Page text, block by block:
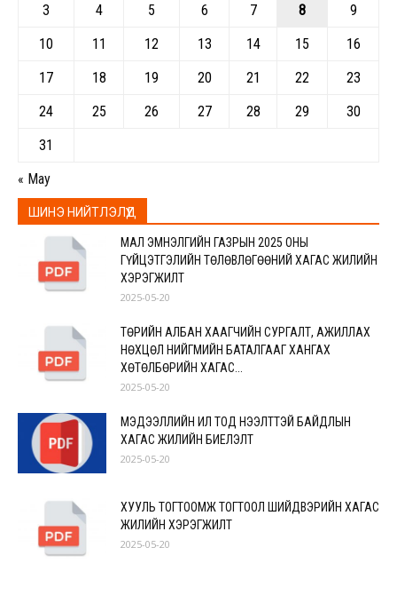
« May
3
4 5 6 7 8
9
10
11 12 13 14 15
16
17
18 19 20 21 22
23
24
25 26 27 28 29
30
31
ШИНЭ НИЙТЛЭЛҮҮД
МАЛ ЭМНЭЛГИЙН ГАЗРЫН 2025 ОНЫ
ГҮЙЦЭТГЭЛИЙН ТӨЛӨВЛӨГӨӨНИЙ ХАГАС ЖИЛИЙН
ХЭРЭГЖИЛТ
2025-05-20
ТӨРИЙН АЛБАН ХААГЧИЙН СУРГАЛТ, АЖИЛЛАХ
НӨХЦӨЛ НИЙГМИЙН БАТАЛГААГ ХАНГАХ
ХӨТӨЛБӨРИЙН ХАГАС...
2025-05-20
МЭДЭЭЛЛИЙН ИЛ ТОД НЭЭЛТТЭЙ БАЙДЛЫН
ХАГАС ЖИЛИЙН БИЕЛЭЛТ
2025-05-20
ХУУЛЬ ТОГТООМЖ ТОГТООЛ ШИЙДВЭРИЙН ХАГАС
ЖИЛИЙН ХЭРЭГЖИЛТ
2025-05-20